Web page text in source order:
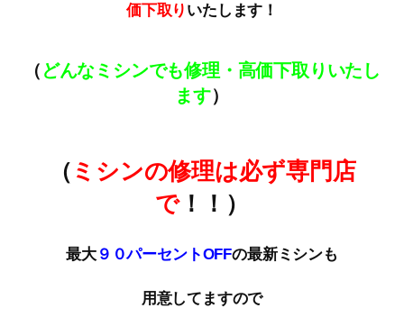
価下取り いたします！
（ どんなミシンでも修理・高価下取りいたし
ます）
（ ミシンの修理は必ず専門店
で！！）
最大９０パーセントOFFの最新ミシンも
用意してますので